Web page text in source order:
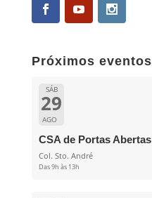
Próximos eventos
SÁB
29
AGO
CSA de Portas Abertas
Col. Sto. André
Das 9h às 13h